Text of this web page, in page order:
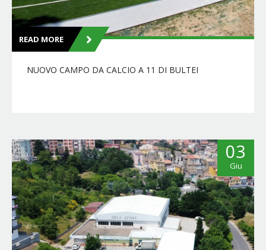
READ MORE
NUOVO CAMPO DA CALCIO A 11 DI BULTEI
03
Giu